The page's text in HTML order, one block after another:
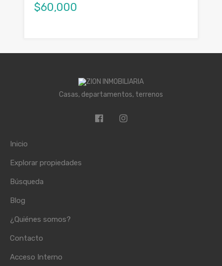
$60,000
Casas, departamentos, terrenos
Inicio
Explorar propiedades
Búsqueda
Blog
¿Quiénes somos?
Contacto
Acceso Interno